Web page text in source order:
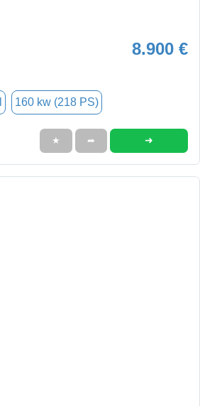
8.900 €
160 kw (218 PS)
★ ➦ ➜